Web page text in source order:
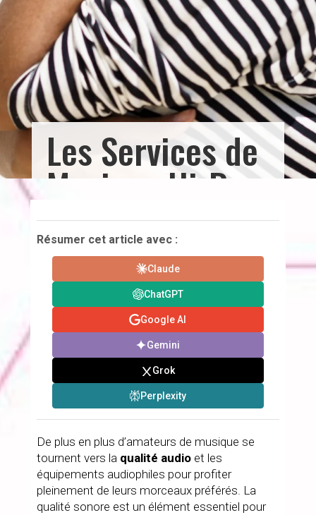
Les Services de
Musique Hi-Res
: La Quête de la
Qualité Sonore
Parfaite
Résumer cet article avec :
Claude
ChatGPT
Google AI
Gemini
Grok
Perplexity
De plus en plus d’amateurs de musique se
tournent vers la qualité audioet les
équipements audiophiles pour profiter
pleinement de leurs morceaux préférés. La
qualité sonore est un élément essentiel pour